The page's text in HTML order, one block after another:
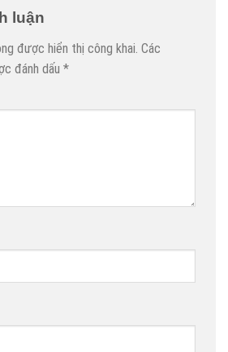
luận
được hiển thị công khai. Các
đánh dấu *